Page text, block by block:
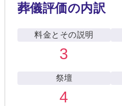
葬儀評価の内訳
料金とその説明
3
祭壇
4